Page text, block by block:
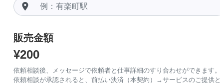
room
販売金額
¥200
依頼相談後、メッセージで依頼者と仕事詳細のすり合わせができます。
依頼相談が承認されると、前払い決済（本契約）→サービスのご提供と